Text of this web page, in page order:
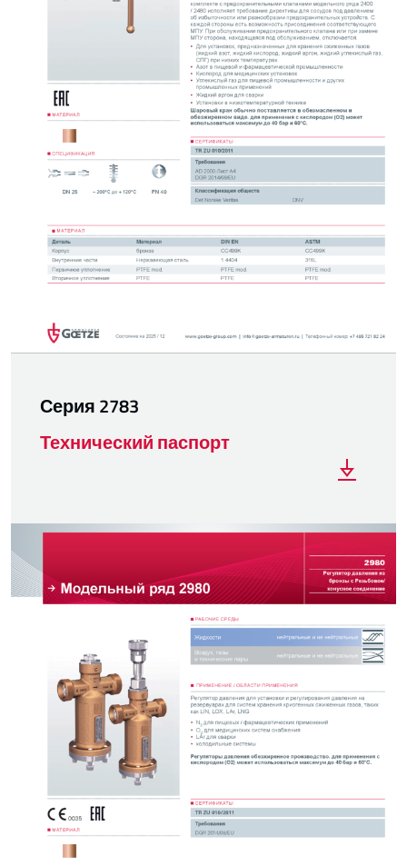
Серия 2783
Технический паспорт